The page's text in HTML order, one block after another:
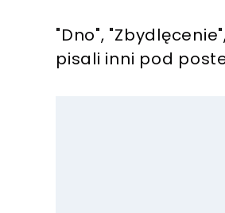
"Dno",
pisali inni pod